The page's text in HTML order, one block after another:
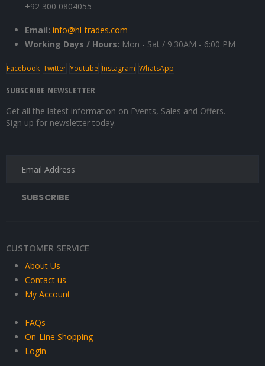
+92 300 0804055
Email: info@hl-trades.com
Working Days / Hours: Mon - Sat / 9:30AM - 6:00 PM
Facebook Twitter Youtube Instagram WhatsApp
SUBSCRIBE NEWSLETTER
Get all the latest information on Events, Sales and Offers.
Sign up for newsletter today.
CUSTOMER SERVICE
About Us
Contact us
My Account
FAQs
On-Line Shopping
Login